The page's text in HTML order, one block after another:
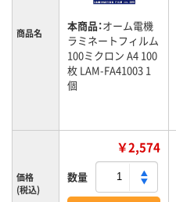
商品名 本商品：オーム電機
ラミネートフィルム
100ミクロン A4 100
枚 LAM-FA41003 1
個
価格
(税込)
￥2,574
数量